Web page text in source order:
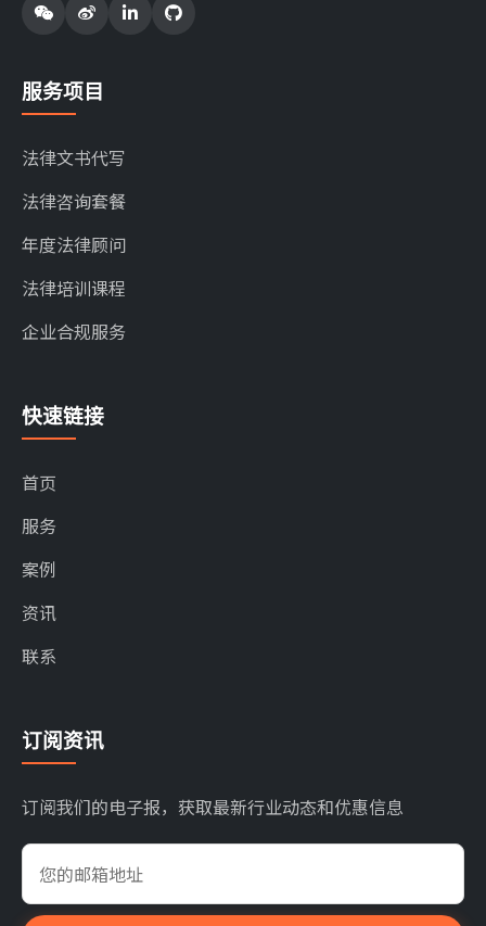
服务项目
法律文书代写
法律咨询套餐
年度法律顾问
法律培训课程
企业合规服务
快速链接
首页
服务
案例
资讯
联系
订阅资讯
订阅我们的电子报，获取最新行业动态和优惠信息